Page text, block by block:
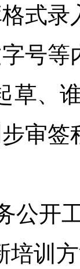
式录
号等
草、
审签
公开
训方